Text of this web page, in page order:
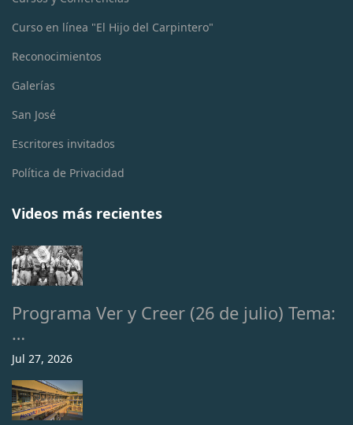
Curso en línea "El Hijo del Carpintero"
Reconocimientos
Galerías
San José
Escritores invitados
Política de Privacidad
Videos más recientes
Programa Ver y Creer (26 de julio) Tema:
…
Jul 27, 2026